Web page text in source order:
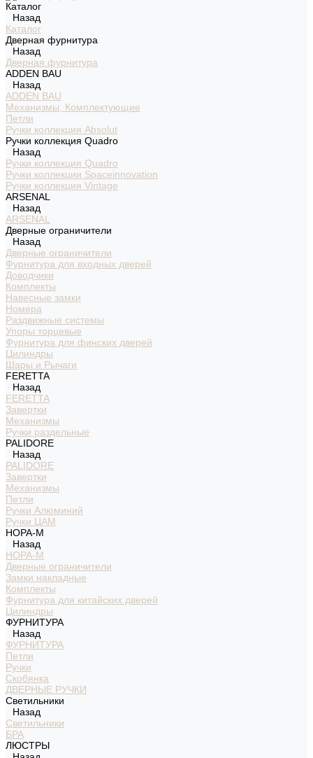
Каталог
Назад
Каталог
Дверная фурнитура
Назад
Дверная фурнитура
ADDEN BAU
Назад
ADDEN BAU
Механизмы, Комплектующие
Петли
Ручки коллекция Absolut
Ручки коллекция Quadro
Назад
Ручки коллекция Quadro
Ручки коллекции Spaceinnovation
Ручки коллекция Vintage
ARSENAL
Назад
ARSENAL
Дверные ограничители
Назад
Дверные ограничители
Фурнитура для входных дверей
Доводчики
Комплекты
Навесные замки
Номера
Раздвижные системы
Упоры торцевые
Фурнитура для финских дверей
Цилиндры
Шары и Рычаги
FERETTA
Назад
FERETTA
Завертки
Механизмы
Ручки раздельные
PALIDORE
Назад
PALIDORE
Завертки
Механизмы
Петли
Ручки Алюминий
Ручки ЦАМ
НОРА-М
Назад
НОРА-М
Дверные ограничители
Замки накладные
Комплекты
Фурнитура для китайских дверей
Цилиндры
ФУРНИТУРА
Назад
ФУРНИТУРА
Петли
Ручки
Скобянка
ДВЕРНЫЕ РУЧКИ
Светильники
Назад
Светильники
БРА
ЛЮСТРЫ